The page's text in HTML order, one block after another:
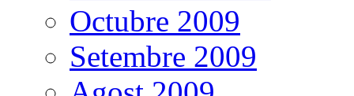
Octubre 2009
Setembre 2009